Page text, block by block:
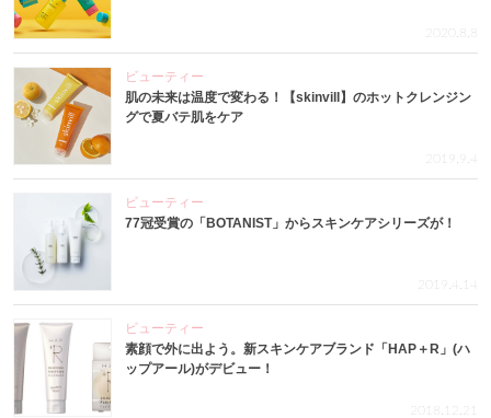
2020.8.8
ビューティー
肌の未来は温度で変わる！【skinvill】のホットクレンジン
グで夏バテ肌をケア
2019.9.4
ビューティー
77冠受賞の「BOTANIST」からスキンケアシリーズが！
2019.4.14
ビューティー
素顔で外に出よう。新スキンケアブランド「HAP＋R」(ハ
ップアール)がデビュー！
2018.12.21